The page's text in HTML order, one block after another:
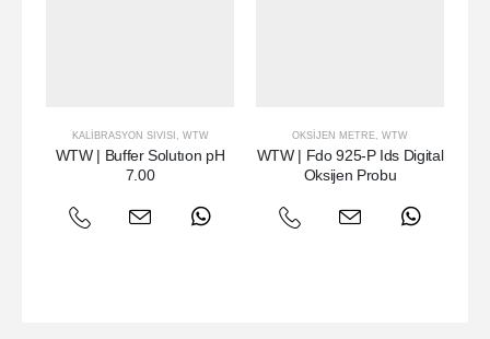
KALIBRASYON SIVISI , WTW
WTW | Buffer Solutıon pH
7.00
OKSIJEN METRE, WTW
WTW | Fdo 925-P Ids Digital
Oksijen Probu